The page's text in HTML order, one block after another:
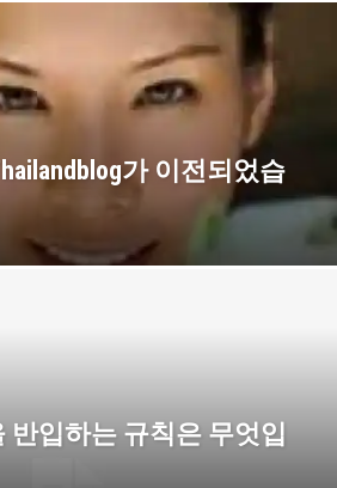
가 이전되었습
반입하는 규칙은 무엇입